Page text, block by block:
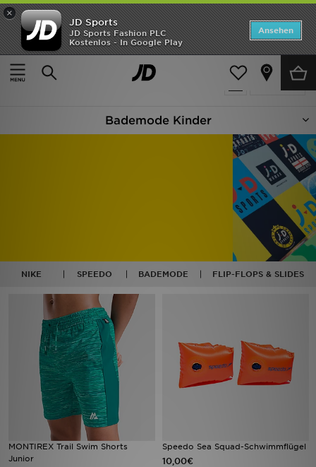
×
JD Sports
JD Sports Fashion PLC
Kostenlos - In Google Play
Ansehen
Startseite
Kinder
verfeinern
12 Produkte
Bademode Kinder
NIKE SPEEDO BADEMODE FLIP-FLOPS & SLIDES
MONTIREX Trail Swim Shorts
Junior
Speedo Sea Squad-Schwimmflügel
10,00€
Startseite
ANGEBOTE
Fußball
Lade Die APP
Geschenkkarte
Filialfinder